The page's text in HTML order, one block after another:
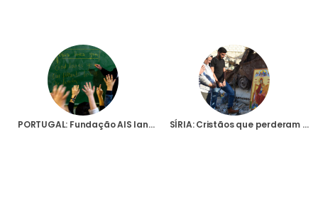
PORTUGAL: Fundação AIS lança campanha de solidariedade para que 22 mil crianças libanesas possam regressar à escola SÍRIA: Cristãos que perderam a vida na guerra civil vão ser recordados pela Fundação AIS